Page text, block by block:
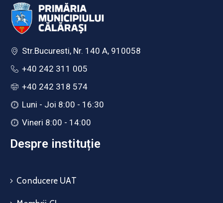
Str.Bucuresti, Nr. 140 A, 910058
+40 242 311 005
+40 242 318 574
Luni - Joi 8:00 - 16:30
Vineri 8:00 - 14:00
Despre instituție
Conducere UAT